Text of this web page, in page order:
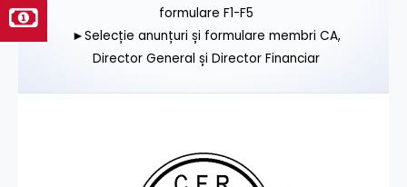
formulare F1-F5
►Selecție anunțuri și formulare membri CA,
Director General și Director Financiar